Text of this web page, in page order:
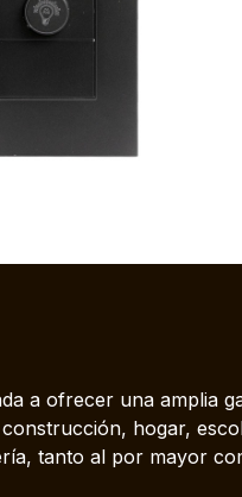
a ofrecer una amplia
hogar,
tanto al por mayor